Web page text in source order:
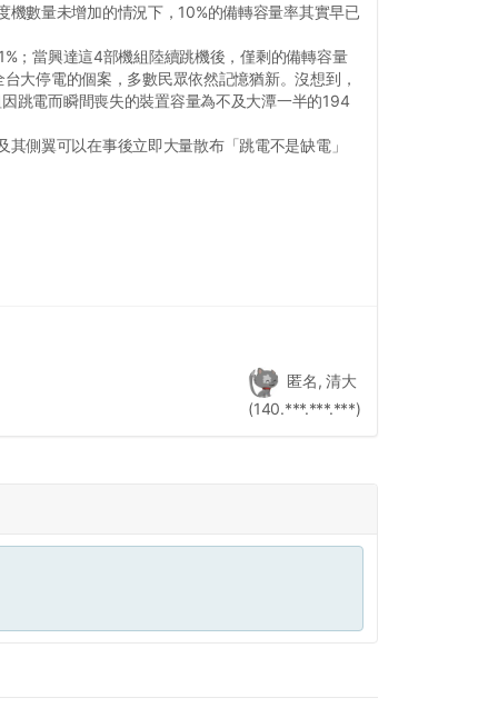
數量未增加的情況下，10%的備轉容量率其實早已
；當興達這4部機組陸續跳機後，僅剩的備轉容量
大停電的個案，多數民眾依然記憶猶新。沒想到，
跳電而瞬間喪失的裝置容量為不及大潭一半的194
側翼可以在事後立即大量散布「跳電不是缺電」
匿名, 清大
(140.***.***.***)